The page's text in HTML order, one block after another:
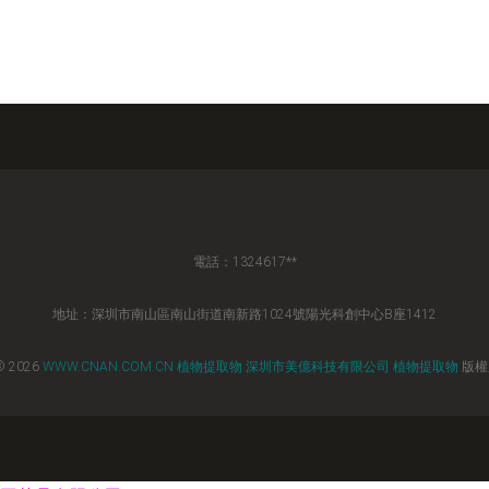
電話：1324617**
地址：深圳市南山區南山街道南新路1024號陽光科創中心B座1412
2026 WWW.CNAN.COM.CN 植物提取物 深圳市美億科技有限公司 植物提取物 版